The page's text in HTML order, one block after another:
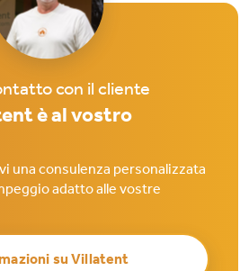
con il cliente
è al vostro
una consulenza personalizzata
adatto alle vostre
su Villatent